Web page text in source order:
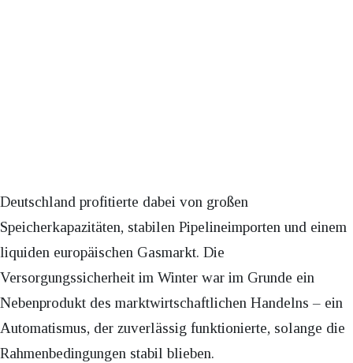
Deutschland profitierte dabei von großen
Speicherkapazitäten, stabilen Pipelineimporten und einem
liquiden europäischen Gasmarkt. Die
Versorgungssicherheit im Winter war im Grunde ein
Nebenprodukt des marktwirtschaftlichen Handelns – ein
Automatismus, der zuverlässig funktionierte, solange die
Rahmenbedingungen stabil blieben.